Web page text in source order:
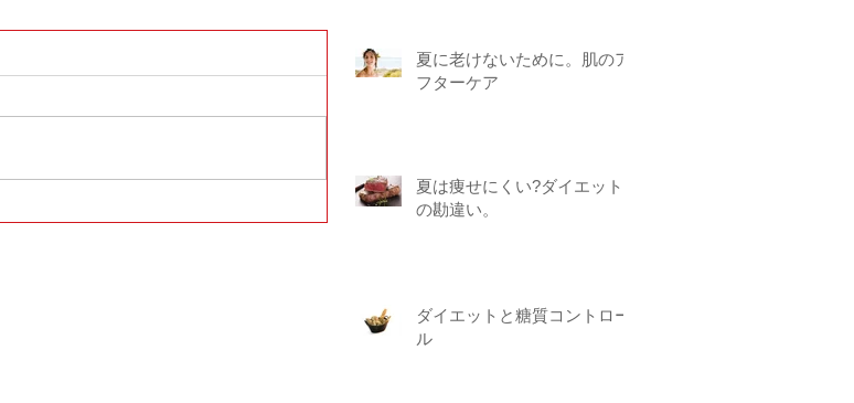
夏に老けないために。肌のア
フターケア
夏は痩せにくい?ダイエット
の勘違い。
ダイエットと糖質コントロー
ル